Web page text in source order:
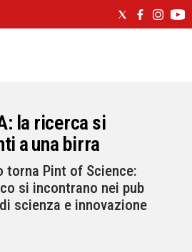
la ricerca si
a una birra
torna Pint of Science:
si incontrano nei pub
scienza e innovazione